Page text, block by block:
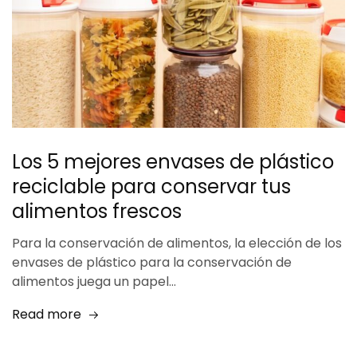
Los 5 mejores envases de plástico
reciclable para conservar tus
alimentos frescos
Para la conservación de alimentos, la elección de los
envases de plástico para la conservación de
alimentos juega un papel…
Read more